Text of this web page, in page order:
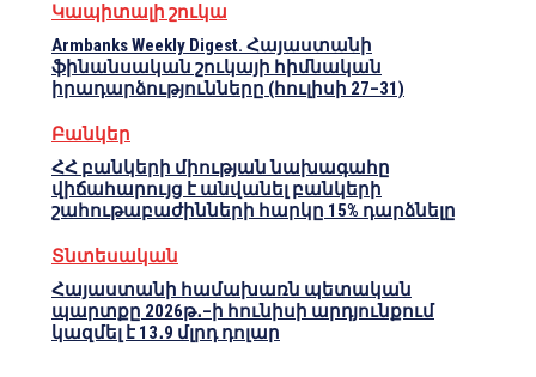
Կապիտալի շուկա
Armbanks Weekly Digest. Հայաստանի
ֆինանսական շուկայի հիմնական
իրադարձությունները (հուլիսի 27–31)
Բանկեր
ՀՀ բանկերի միության նախագահը
վիճահարույց է անվանել բանկերի
շահութաբաժինների հարկը 15% դարձնելը
Տնտեսական
Հայաստանի համախառն պետական
պարտքը 2026թ․–ի հունիսի արդյունքում
կազմել է 13․9 մլրդ դոլար